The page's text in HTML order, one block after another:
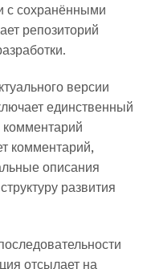
с сохранёнными
репозиторий
версии
единственный
комментарий,
описания
развития
отсылает на